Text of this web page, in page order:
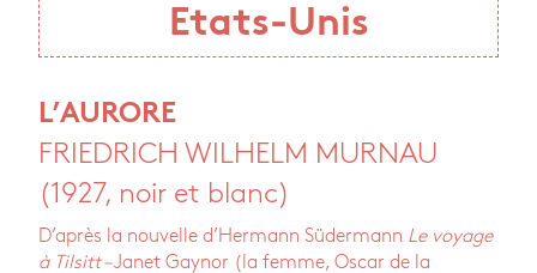
Etats-Unis
L’AURORE
FRIEDRICH WILHELM MURNAU
(1927, noir et blanc)
D’après la nouvelle d’Hermann Südermann Le voyage
à Tilsitt –Janet Gaynor (la femme, Oscar de la